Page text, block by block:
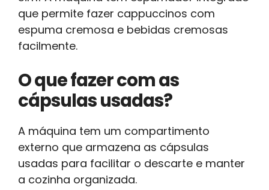
que permite fazer cappuccinos com
espuma cremosa e bebidas cremosas
facilmente.
O que fazer com as
cápsulas usadas?
A máquina tem um compartimento
externo que armazena as cápsulas
usadas para facilitar o descarte e manter
a cozinha organizada.